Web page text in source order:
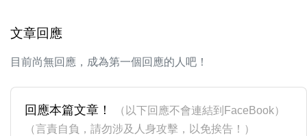
文章回應
目前尚無回應，成為第一個回應的人吧！
回應本篇文章！
（以下回應不會連結到FaceBook）
（言責自負，請勿涉及人身攻擊，以免挨告！）